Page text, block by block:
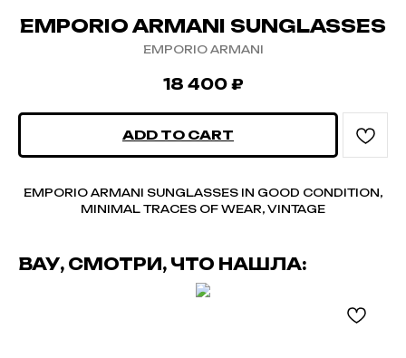
EMPORIO ARMANI SUNGLASSES
EMPORIO ARMANI
18 400 ₽
ADD TO CART
EMPORIO ARMANI SUNGLASSES IN GOOD CONDITION,
MINIMAL TRACES OF WEAR, VINTAGE
ВАУ, СМОТРИ, ЧТО НАШЛА: